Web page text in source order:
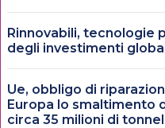
Rinnovabili, tecnologie
degli investimenti
Ue, obbligo di
Europa lo smaltimento
circa 35 milioni di